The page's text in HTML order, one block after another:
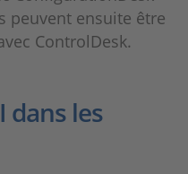
peuvent ensuite être
ControlDesk.
dans les